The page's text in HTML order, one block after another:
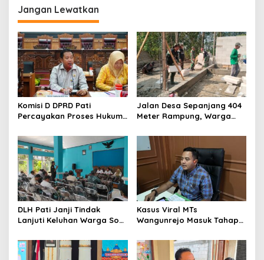
Jangan Lewatkan
Komisi D DPRD Pati
Percayakan Proses Hukum
kepada Polisi
Jalan Desa Sepanjang 404
Meter Rampung, Warga
Rasakan Manfaat
DLH Pati Janji Tindak
Lanjuti Keluhan Warga Soal
Kasus Viral MTs
Wangunrejo Masuk Tahap
Kumpulkan Alat Bukti